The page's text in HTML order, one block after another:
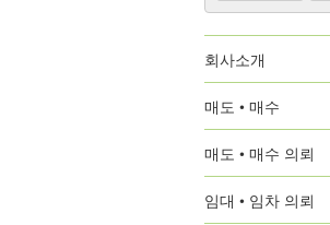
디
번
회사소개
매도 • 매수
매도 • 매수 의뢰
임대 • 임차 의뢰